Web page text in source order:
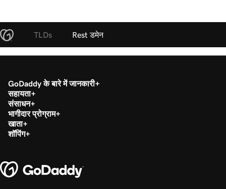
TLDs Rest डमेन
GoDaddy के बारे में जानकारी
सहायता
संसाधन
भागीदार प्रोग्राम
खाता
शॉपिंग